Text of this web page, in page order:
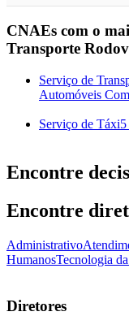
CNAEs com o
Transporte
Serviço de
Automóveis
Serviço de Táxi5
Encontre
Encontre
Administrativo
HumanosTecnologia
Diretores